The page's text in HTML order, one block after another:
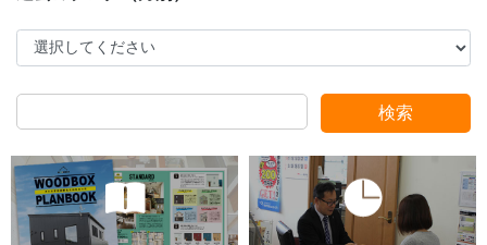
スタッフ別ブログ
検索